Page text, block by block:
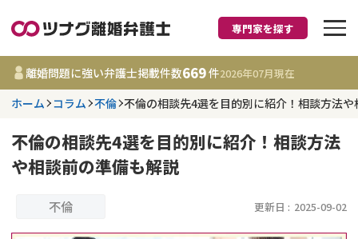
離婚に強い弁護士
都道府県を選択
事務所 669
件
専門家を探す
離婚問題に強い弁護士掲載件数669件2026年07月現在
ホーム コラム 不倫 不倫の相談先4選を目的別に紹介！相談方法
不倫の相談先4選を目的別に紹介！相談方法
や相談前の準備も解説
不倫 更新日 : 2025-09-02